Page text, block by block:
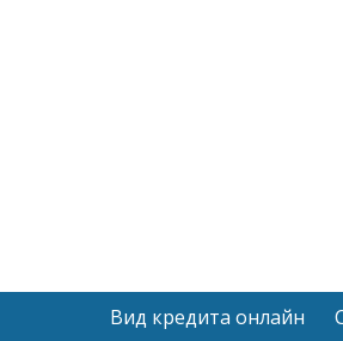
Вид кредита онлайн